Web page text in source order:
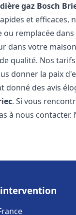
gaz Bosch
et efficaces,
ou remplacée
dans votre
qualité. Nos
donner la paix
donné des avis
. Si vous
à nous